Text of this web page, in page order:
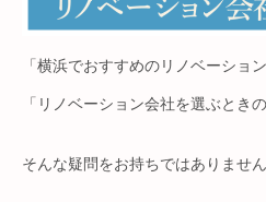
「横浜でおすすめのリノベーショ
「リノベーション会社を選ぶとき
そんな疑問をお持ちではありませ